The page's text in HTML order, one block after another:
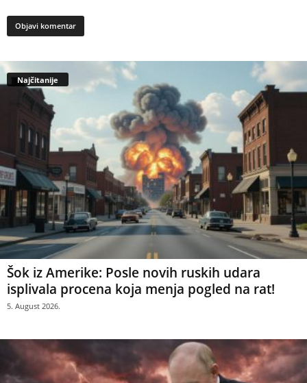
Najčitanije
Šok iz Amerike: Posle novih ruskih udara
isplivala procena koja menja pogled na rat!
5. August 2026.